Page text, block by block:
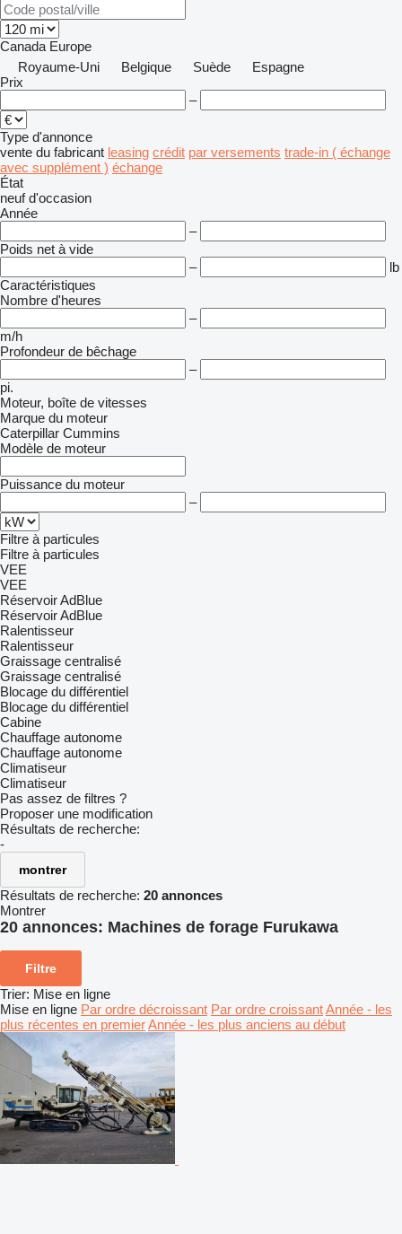
Canada Europe
Royaume-Uni
Belgique Suède
Espagne
Prix
–
Type d'annonce
vente du fabricant leasing crédit par versements trade-in ( échange
avec supplément ) échange
État
neuf d'occasion
Année
–
Poids net à vide
–
lb
Caractéristiques
Nombre d'heures
–
m/h
Profondeur de bêchage
–
pi.
Moteur, boîte de vitesses
Marque du moteur
Caterpillar Cummins
Modèle de moteur
Puissance du moteur
–
Filtre à particules
Filtre à particules
VEE
VEE
Réservoir AdBlue
Réservoir AdBlue
Ralentisseur
Ralentisseur
Graissage centralisé
Graissage centralisé
Blocage du différentiel
Blocage du différentiel
Cabine
Chauffage autonome
Chauffage autonome
Climatiseur
Climatiseur
Pas assez de filtres ?
Proposer une modification
Résultats de recherche:
-
montrer
Résultats de recherche: 20 annonces
Montrer
20 annonces: Machines de forage Furukawa
Filtre
Trier: Mise en ligne
Mise en ligne Par ordre décroissant Par ordre croissantAnnée - les
plus récentes en premierAnnée - les plus anciens au début